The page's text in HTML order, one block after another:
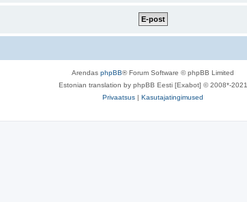
Arendas phpBB® Forum Software © phpBB Limited
Estonian translation by phpBB Eesti [Exabot] © 2008*-2021
Privaatsus | Kasutajatingimused